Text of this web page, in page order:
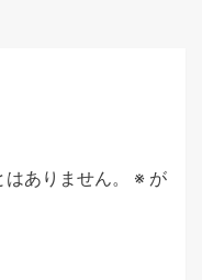
ありません。 ※ が